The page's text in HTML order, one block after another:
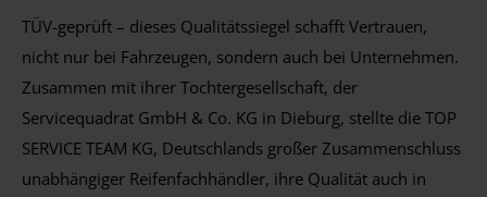
TÜV-geprüft – dieses Qualitätssiegel schafft Vertrauen,
nicht nur bei Fahrzeugen, sondern auch bei Unternehmen.
Zusammen mit ihrer Tochtergesellschaft, der
Servicequadrat GmbH & Co. KG in Dieburg, stellte die TOP
SERVICE TEAM KG, Deutschlands großer Zusammenschluss
unabhängiger Reifenfachhändler, ihre Qualität auch in